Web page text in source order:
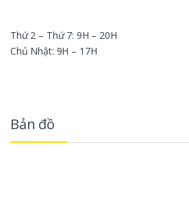
Thứ 2 – Thứ 7: 9H – 20H
Chủ Nhật: 9H – 17H
Bản đồ